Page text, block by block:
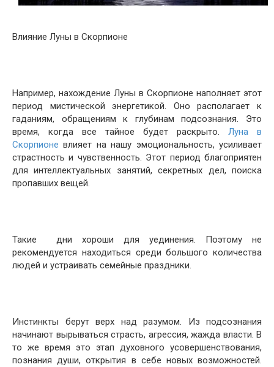
Влияние Луны в Скорпионе
Например, нахождение Луны в Скорпионе наполняет этот
период мистической энергетикой. Оно располагает к
гаданиям, обращениям к глубинам подсознания. Это
время, когда все тайное будет раскрыто. Луна в
Скорпионе влияет на нашу эмоциональность, усиливает
страстность и чувственность. Этот период благоприятен
для интеллектуальных занятий, секретных дел, поиска
пропавших вещей.
Такие дни хороши для уединения. Поэтому не
рекомендуется находиться среди большого количества
людей и устраивать семейные праздники.
Инстинкты берут верх над разумом. Из подсознания
начинают вырываться страсть, агрессия, жажда власти. В
то же время это этап духовного усовершенствования,
познания души, открытия в себе новых возможностей.